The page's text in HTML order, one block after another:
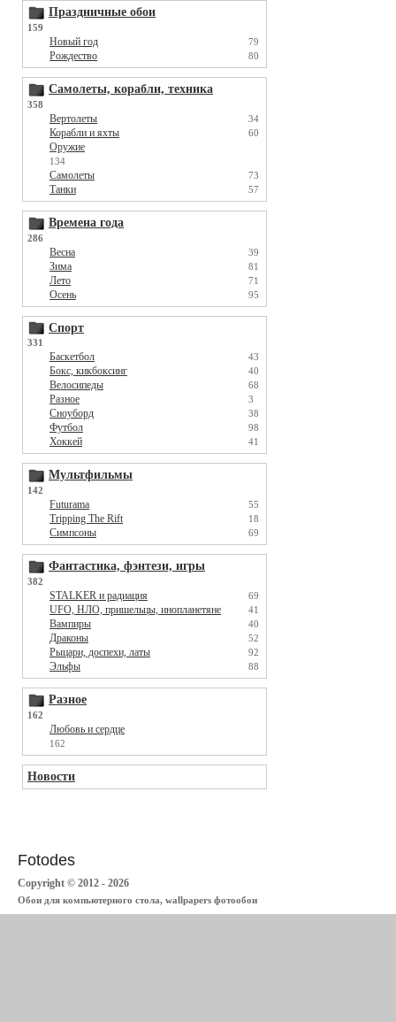
Праздничные обои
159
Новый год 79
Рождество 80
Самолеты, корабли, техника
358
Вертолеты 34
Корабли и яхты 60
Оружие
134
Самолеты 73
Танки 57
Времена года
286
Весна 39
Зима 81
Лето 71
Осень 95
Спорт
331
Баскетбол 43
Бокс, кикбоксинг 40
Велосипеды 68
Разное 3
Сноуборд 38
Футбол 98
Хоккей 41
Мультфильмы
142
Futurama 55
Tripping The Rift 18
Симпсоны 69
Фантастика, фэнтези, игры
382
STALKER и радиация 69
UFO, НЛО, пришельцы, инопланетяне 41
Вампиры 40
Драконы 52
Рыцари, доспехи, латы 92
Эльфы 88
Разное
162
Любовь и сердце
162
Новости
Fotodes
Copyright © 2012 - 2026
Обои для компьютерного стола, wallpapers фотообои